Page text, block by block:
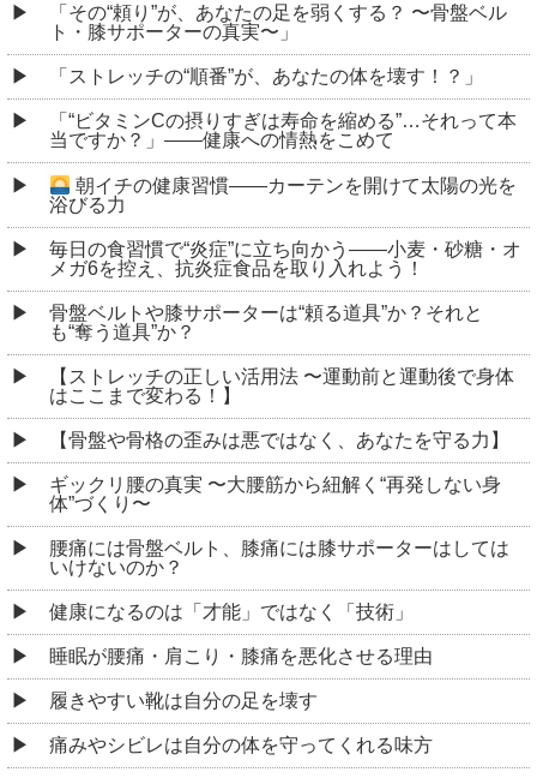
「その“頼り”が、あなたの足を弱くする？ 〜骨盤ベル
ト・膝サポーターの真実〜」
「ストレッチの“順番”が、あなたの体を壊す！？」
「“ビタミンCの摂りすぎは寿命を縮める”…それって本
当ですか？」――健康への情熱をこめて
朝イチの健康習慣――カーテンを開けて太陽の光を
浴びる力
毎日の食習慣で“炎症”に立ち向かう――小麦・砂糖・オ
メガ6を控え、抗炎症食品を取り入れよう！
骨盤ベルトや膝サポーターは“頼る道具”か？それと
も“奪う道具”か？
【ストレッチの正しい活用法 〜運動前と運動後で身体
はここまで変わる！】
【骨盤や骨格の歪みは悪ではなく、あなたを守る力】
ギックリ腰の真実 〜大腰筋から紐解く“再発しない身
体”づくり〜
腰痛には骨盤ベルト、膝痛には膝サポーターはしては
いけないのか？
健康になるのは「才能」ではなく「技術」
睡眠が腰痛・肩こり・膝痛を悪化させる理由
履きやすい靴は自分の足を壊す
痛みやシビレは自分の体を守ってくれる味方